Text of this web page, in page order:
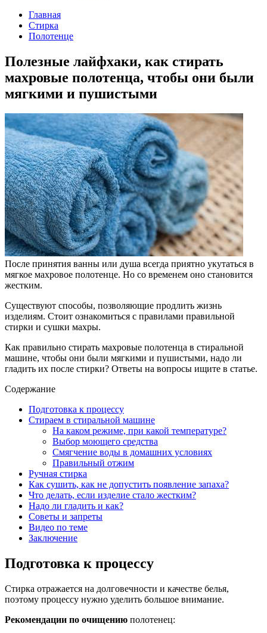
Главная
Стирка
Полотенце
Полезные лайфхаки, как стирать
махровые полотенца, чтобы они были
мягкими и пушистыми
После принятия ванны или душа всегда приятно укутаться в
мягкое махровое полотенце. Но со временем оно становится
жестким.
Существуют способы, позволяющие продлить жизнь
изделиям. Стоит ознакомиться с правилами правильной
стирки и сушки махры.
Как правильно стирать махровые полотенца в стиральной
машине, чтобы они были мягкими и пушистыми, надо ли
гладить их после стирки? Ответы на вопросы ищите в статье.
Содержание
Подготовка к процессу
Стираем в стиральной машине
На каком режиме, при какой температуре?
Выбор моющего средства
Смягчение воды в домашних условиях
Правильный отжим
Ручная стирка
Как сушить, как не допустить появление запаха?
Что делать, если изделие стало жестким?
Надо ли гладить и как?
Советы и запреты
Видео по теме
Заключение
Подготовка к процессу
Стирка отражается на долговечности и качестве белья,
поэтому процессу нужно уделить большое внимание.
Рекомендации по очищению полотенец: